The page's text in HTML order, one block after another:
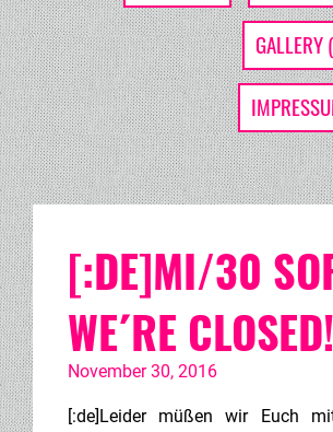
GALLERY
[:DE]MI/30
WE´RE
November 30, 2016
[:de]Leider müßen wir Euch